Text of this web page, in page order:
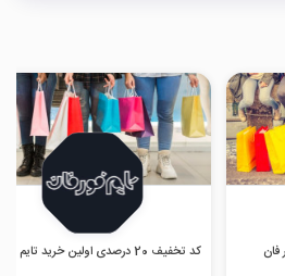
کد تخفیف 20 درصدی اولین خرید تایم فور فان